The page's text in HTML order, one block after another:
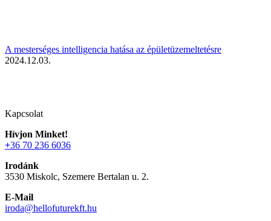
A mesterséges intelligencia hatása az épületüzemeltetésre
2024.12.03.
Kapcsolat
Hívjon Minket!
+36 70 236 6036
Irodánk
3530 Miskolc, Szemere Bertalan u. 2.
E-Mail
iroda@hellofuturekft.hu